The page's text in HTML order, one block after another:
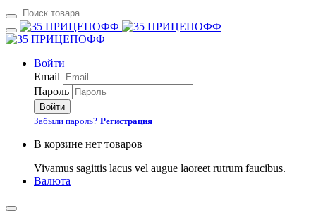
Войти
Email
Пароль
Войти
Забыли пароль? Регистрация
В корзине нет товаров
Vivamus sagittis lacus vel augue laoreet rutrum faucibus.
Валюта